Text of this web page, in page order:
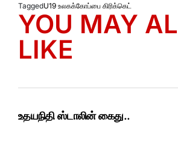
TaggedU19 உலகக்கோப்பை கிரிக்கெட்
YOU MAY
LIKE
உதயநிதி ஸ்டாலின் கைது..